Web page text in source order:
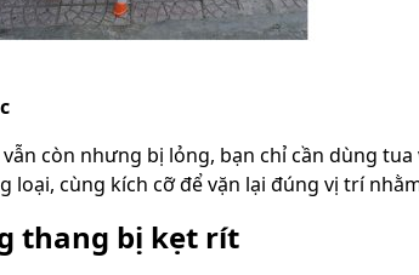
còn nhưng bị lỏng, bạn chỉ cần dùng
loại, cùng kích cỡ để vặn lại đúng vị trí
thang bị kẹt rít